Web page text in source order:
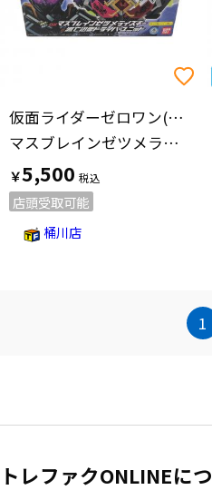
仮面ライダーゼロワン(カメンライダーゼロワン)
マスブレインゼツメライズキー&滅亡迅雷ドライバーユニット 仮面ライダー
￥5,500
店頭受取可能
桶川店
1
トレファクONLINEに